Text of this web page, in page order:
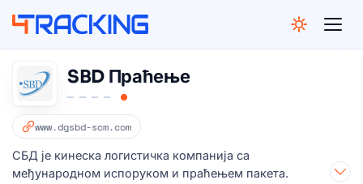
SBD Праћење
www.dgsbd-scm.com
СБД је кинеска логистичка компанија са
међународном испоруком и праћењем пакета.